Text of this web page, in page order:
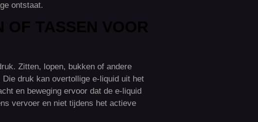
ontstaat.
Zitten, lopen, bukken of andere
druk kan overtollige e-liquid uit het
en beweging ervoor dat de e-liquid
vervoer en niet tijdens het actieve